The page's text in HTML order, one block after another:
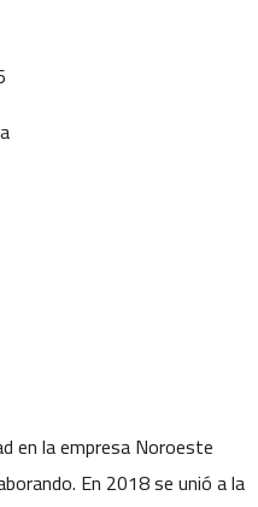
en la empresa Noroeste
En 2018 se unió a la